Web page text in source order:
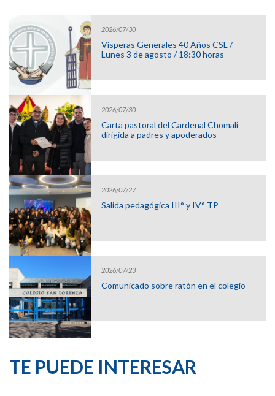
2026/07/30
Vísperas Generales 40 Años CSL /
Lunes 3 de agosto / 18:30 horas
2026/07/30
Carta pastoral del Cardenal Chomali
dirigida a padres y apoderados
2026/07/27
Salida pedagógica III° y IV° TP
2026/07/23
Comunicado sobre ratón en el colegio
TE PUEDE INTERESAR